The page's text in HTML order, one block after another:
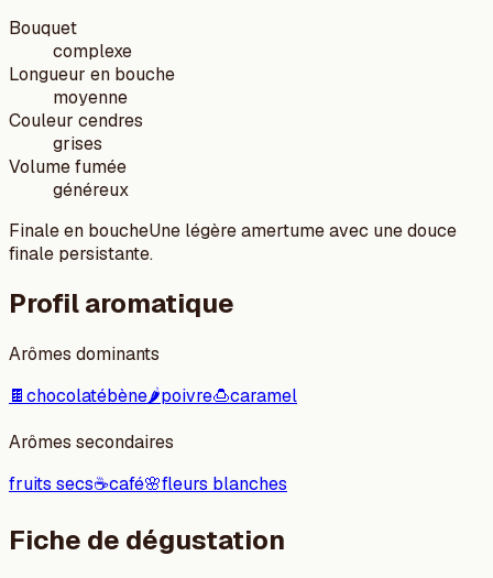
Bouquet
complexe
Longueur en bouche
moyenne
Couleur cendres
grises
Volume fumée
généreux
Finale en boucheUne légère amertume avec une douce
finale persistante.
Profil aromatique
Arômes dominants
🍫chocolatébène🌶️poivre🍮caramel
Arômes secondaires
fruits secs☕café🌸fleurs blanches
Fiche de dégustation